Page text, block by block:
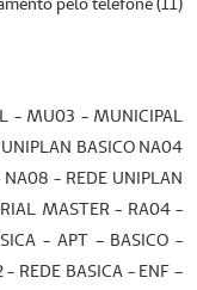
- MU03 - MUNICIPAL
BASICO NA04
- REDE UNIPLAN
MASTER - RA04 -
- APT – BASICO -
REDE BASICA - ENF –